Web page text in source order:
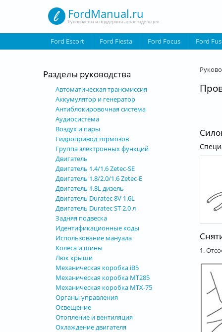
FordManual.ru
Руководства и поддержка автовладельцев
Ford Escort Ford Fiesta Ford Focus Ford
Вы
1.
Разделы руководства
Автоматическая трансмиссия
Аккумулятор и генератор
Антиблокировочная система
Аудиосистема
Воздух и пары
Гидропривод тормозов
Группа электронных функций
Двигатель
Двигатель 1.4/1.6 Zetec-SE
Двигатель 1.8/2.0/1.6 Zetec-E
Двигатель 1.8L дизель
Двигатель Duratec 8V 1.6L
Двигатель Duratec ST 2.0 л
Задняя подвеска
Идентификационные коды
Использование мануала
Колеса и шины
Люк крыши
Механическая коробка iB5
Механическая коробка MT285
Механическая коробка MTX-75
Органы управления
Освещение
Отопление и вентиляция
Охлаждение двигателя